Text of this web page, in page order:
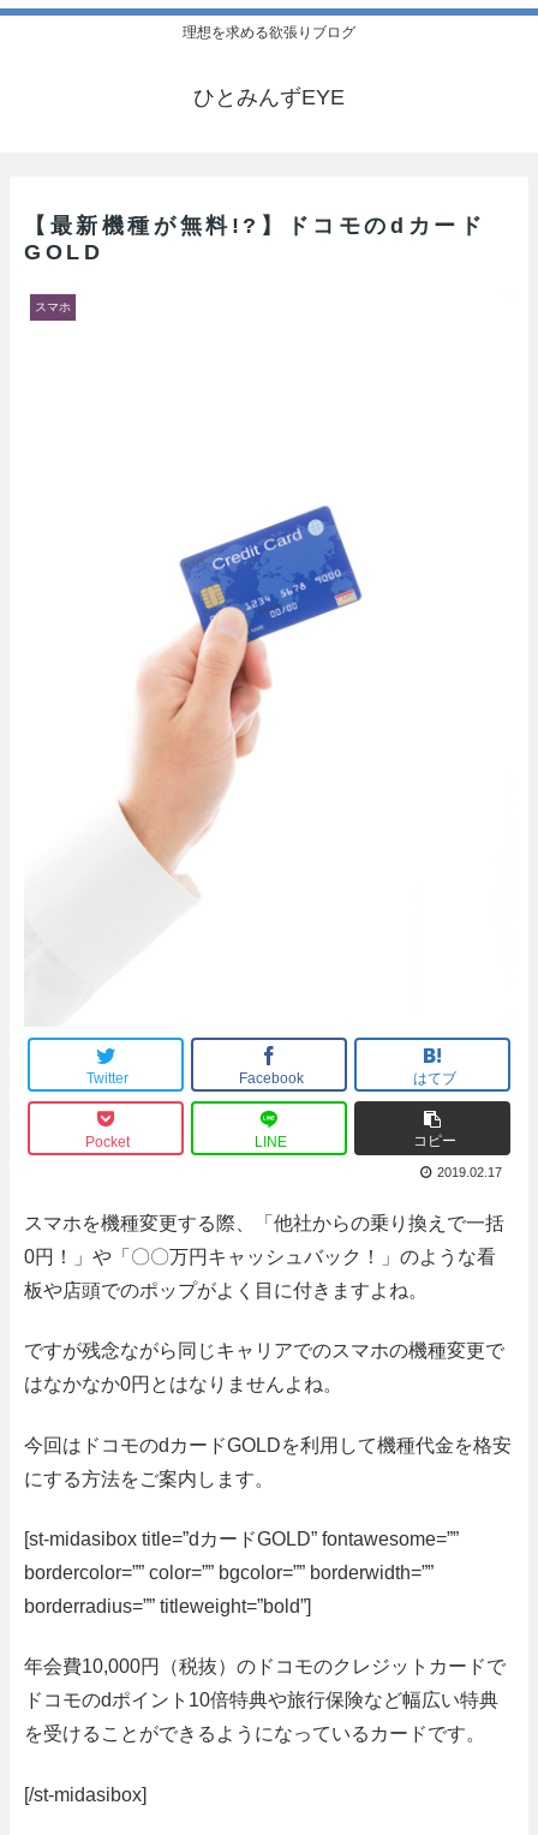
理想を求める欲張りブログ
ひとみんずEYE
【最新機種が無料!?】ドコモのdカード
GOLD
スマホ
Twitter Facebook はてブ
Pocket LINE コピー
2019.02.17
スマホを機種変更する際、「他社からの乗り換えで一括
0円！」や「〇〇万円キャッシュバック！」のような看
板や店頭でのポップがよく目に付きますよね。
ですが残念ながら同じキャリアでのスマホの機種変更で
はなかなか0円とはなりませんよね。
今回はドコモのdカードGOLDを利用して機種代金を格安
にする方法をご案内します。
[st-midasibox title=”dカードGOLD” fontawesome=””
bordercolor=”” color=”” bgcolor=”” borderwidth=””
borderradius=”” titleweight=”bold”]
年会費10,000円（税抜）のドコモのクレジットカードで
ドコモのdポイント 10倍特典や旅行保険など幅広い特典
を受けることができるようになっているカードです。
[/st-midasibox]